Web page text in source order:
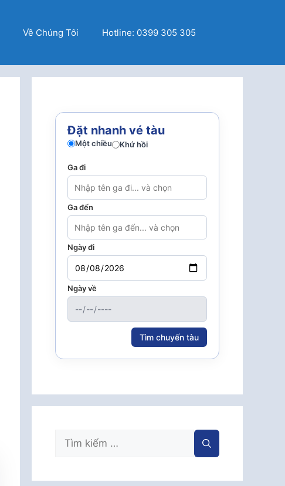
Về Chúng Tôi Hotline: 0399 305 305
Đặt nhanh vé tàu
Một chiều Khứ hồi
Ga đi
Ga đến
Ngày đi
Ngày về
Tìm chuyến tàu
Tìm